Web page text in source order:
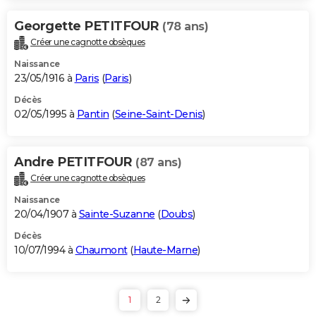
Georgette PETITFOUR (78 ans)
Créer une cagnotte obsèques
Naissance
23/05/1916 à Paris (Paris)
Décès
02/05/1995 à Pantin (Seine-Saint-Denis)
Andre PETITFOUR (87 ans)
Créer une cagnotte obsèques
Naissance
20/04/1907 à Sainte-Suzanne (Doubs)
Décès
10/07/1994 à Chaumont(Haute-Marne)
1 2